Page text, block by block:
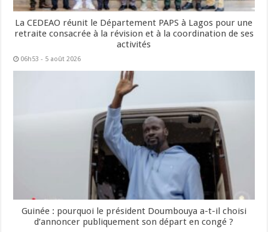
La CEDEAO réunit le Département PAPS à Lagos pour une
retraite consacrée à la révision et à la coordination de ses
activités
06h53 - 5 août 2026
Guinée : pourquoi le président Doumbouya a-t-il choisi
d’annoncer publiquement son départ en congé ?